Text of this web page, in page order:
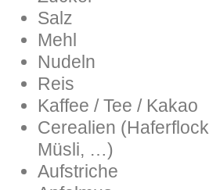
Salz
Mehl
Nudeln
Reis
Kaffee / Tee / Kakao
Cerealien
Müsli, …)
Aufstriche